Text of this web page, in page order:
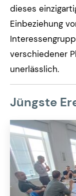
dieses
Einbeziehung
verschiedener
unerlässlich.
Jüngste